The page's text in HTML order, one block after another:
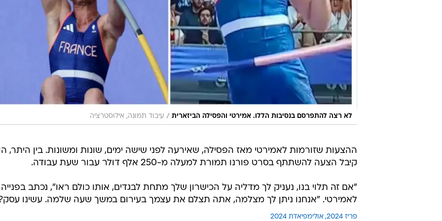
לא רצה להתפרסם בנסיבות הללו. אמירטי והפסילה הביזארית / עיבוד תמונה, אילוסטרציה
ההצעות שזורמות לאמירטי מאז הפסילה, שאירעה לפני שישה ימים, שונות ומשונות. בין היתר,
קיבל הצעה להשתתף בסרט פורנו תמורת למעלה מ-250 אלף דולר עבור שעת עבודה.
"אם זה תלוי בנו, נעניק לך מדליה על הכישרון שלך מתחת לבגדים, אותו כולם ראו", נכתב בפנייה
לאמירטי. "אנחנו ניתן לך מצלמה, אתה תצלם את עצמך בעירום במשך שעה שלמה. עשינו
פריז 2024 אולימפיאדת 2024